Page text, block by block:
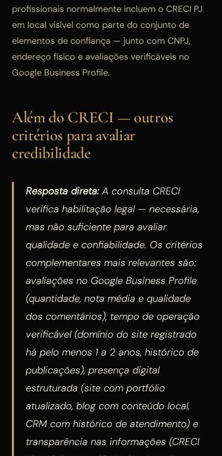
profissionais normalmente incluem o CRECI PJ
em local visível como parte do conjunto de
elementos de confiança — junto com CNPJ,
endereço físico e avaliações verificáveis no
Google Business Profile.
Além do CRECI — outros
critérios para avaliar
credibilidade
Resposta direta:A consulta CRECI
verifica habilitação legal — necessária,
mas não suficiente para avaliar
qualidade e confiabilidade. Os critérios
complementares mais relevantes são:
avaliações no Google Business Profile
(quantidade, nota média e qualidade
dos comentários), tempo de operação
verificável (domínio do site registrado
há pelo menos 1 a 2 anos, histórico de
publicações), presença digital
estruturada (site com portfólio
atualizado, blog com conteúdo local,
CRM com histórico de atendimento) e
transparência nas informações (CRECI